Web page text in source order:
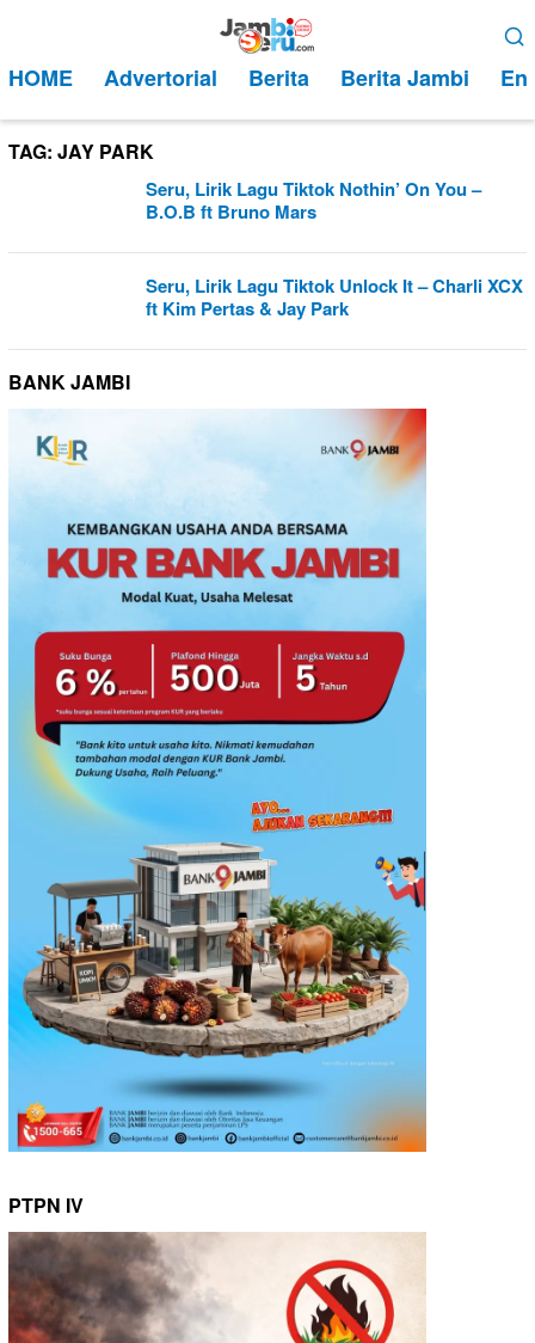
kontenMobile
HOME Advertorial Berita Berita Jambi
TAG: JAY PARK
Seru, Lirik Lagu Tiktok Nothin’ On You –
B.O.B ft Bruno Mars
Seru, Lirik Lagu Tiktok Unlock It – Charli XCX
ft Kim Pertas & Jay Park
BANK JAMBI
PTPN IV